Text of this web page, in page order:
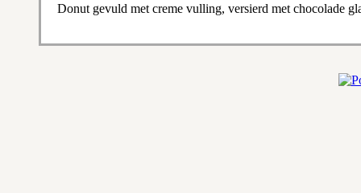
Donut gevuld met creme vulling, versierd met chocolade